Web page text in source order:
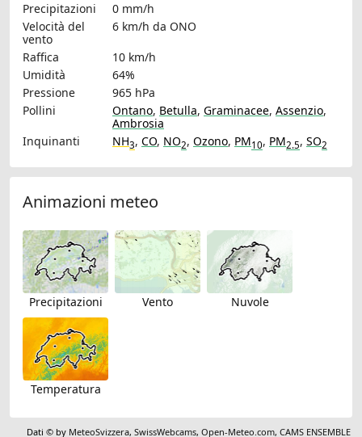
Precipitazioni
0 mm/h
Velocità del
vento
6 km/h da ONO
Raffica
10 km/h
Umidità
64%
Pressione
965 hPa
Pollini
Ontano, Betulla, Graminacee, Assenzio,
Ambrosia
Inquinanti
NH3, CO, NO2, Ozono, PM10, PM2.5, SO2
Animazioni meteo
Precipitazioni Vento Nuvole
Temperatura
Dati © by MeteoSvizzera,SwissWebcams,Open-Meteo.com,CAMS ENSEMBLE